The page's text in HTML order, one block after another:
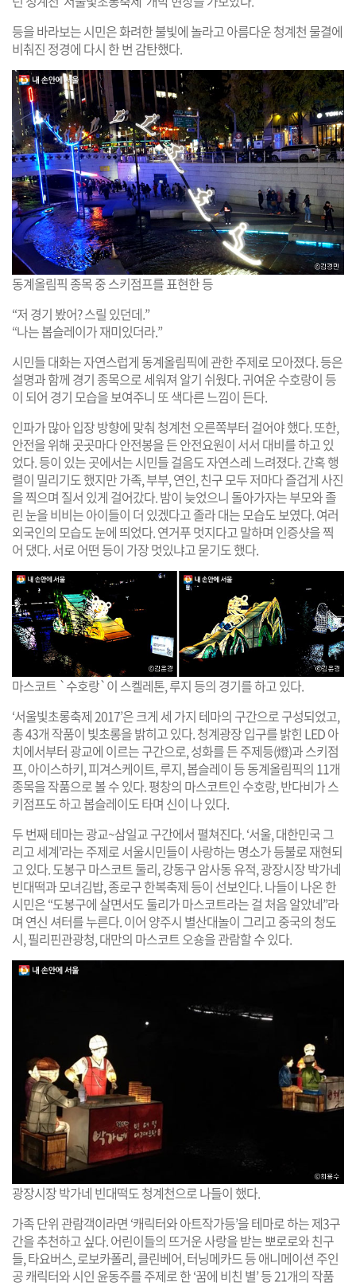
등을 바라보는 시민은 화려한 불빛에 놀라고 아름다운 청계천 물결에
비춰진 정경에 다시 한 번 감탄했다.
동계올림픽 종목 중 스키점프를 표현한 등
“저 경기 봤어? 스릴 있던데.”
“나는 봅슬레이가 재미있더라.”
시민들 대화는 자연스럽게 동계올림픽에 관한 주제로 모아졌다. 등은
설명과 함께 경기 종목으로 세워져 알기 쉬웠다. 귀여운 수호랑이 등
이 되어 경기 모습을 보여주니 또 색다른 느낌이 든다.
인파가 많아 입장 방향에 맞춰 청계천 오른쪽부터 걸어야 했다. 또한,
안전을 위해 곳곳마다 안전봉을 든 안전요원이 서서 대비를 하고 있
었다. 등이 있는 곳에서는 시민들 걸음도 자연스레 느려졌다. 간혹 행
렬이 밀리기도 했지만 가족, 부부, 연인, 친구 모두 저마다 즐겁게 사진
을 찍으며 질서 있게 걸어갔다. 밤이 늦었으니 돌아가자는 부모와 졸
린 눈을 비비는 아이들이 더 있겠다고 졸라 대는 모습도 보였다. 여러
외국인의 모습도 눈에 띄었다. 연거푸 멋지다고 말하며 인증샷을 찍
어 댔다. 서로 어떤 등이 가장 멋있냐고 묻기도 했다.
마스코트 `수호랑`이 스켈레톤, 루지 등의 경기를 하고 있다.
‘서울빛초롱축제 2017’은 크게 세 가지 테마의 구간으로 구성되었고,
총 43개 작품이 빛초롱을 밝히고 있다. 청계광장 입구를 밝힌 LED 아
치에서부터 광교에 이르는 구간으로, 성화를 든 주제등(燈)과 스키점
프, 아이스하키, 피겨스케이트, 루지, 봅슬레이 등 동계올림픽의 11개
종목을 작품으로 볼 수 있다. 평창의 마스코트인 수호랑, 반다비가 스
키점프도 하고 봅슬레이도 타며 신이 나 있다.
두 번째 테마는 광교~삼일교 구간에서 펼쳐진다. ‘서울, 대한민국 그
리고 세계’라는 주제로 서울시민들이 사랑하는 명소가 등불로 재현되
고 있다. 도봉구 마스코트 둘리, 강동구 암사동 유적, 광장시장 박가네
빈대떡과 모녀김밥, 종로구 한복축제 등이 선보인다. 나들이 나온 한
시민은 “도봉구에 살면서도 둘리가 마스코트라는 걸 처음 알았네”라
며 연신 셔터를 누른다. 이어 양주시 별산대놀이 그리고 중국의 청도
시, 필리핀관광청, 대만의 마스코트 오숑을 관람할 수 있다.
광장시장 박가네 빈대떡도 청계천으로 나들이 했다.
가족 단위 관람객이라면 ‘캐릭터와 아트작가등’을 테마로 하는 제3구
간을 추천하고 싶다. 어린이들의 뜨거운 사랑을 받는 뽀로로와 친구
들, 타요버스, 로보카폴리, 클린베어, 터닝메카드 등 애니메이션 주인
공 캐릭터와 시인 윤동주를 주제로 한 ‘꿈에 비친 별’ 등 21개의 작품